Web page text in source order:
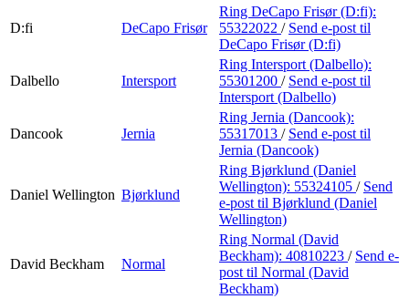
D:fi DeCapo Frisør
Ring DeCapo Frisør (D:fi):
55322022 / Send e-post til
DeCapo Frisør (D:fi)
Dalbello Intersport
Ring Intersport (Dalbello):
55301200 / Send e-post til
Intersport (Dalbello)
Dancook Jernia
Ring Jernia (Dancook):
55317013 / Send e-post til
Jernia (Dancook)
Daniel Wellington Bjørklund
Ring Bjørklund (Daniel
Wellington): 55324105 / Send
e-post til Bjørklund (Daniel
Wellington)
David Beckham Normal
Ring Normal (David
Beckham): 40810223 / Send e-
post til Normal (David
Beckham)